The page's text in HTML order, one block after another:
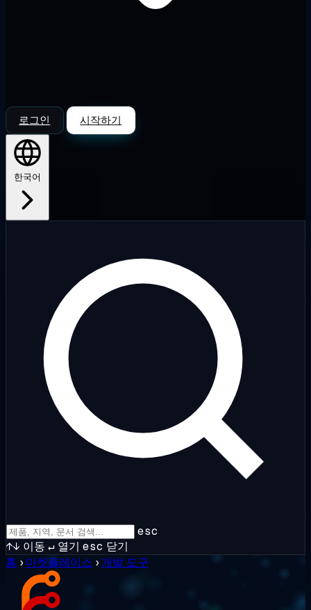
로그인 시작하기
한국어
esc
↑↓ 이동 ↵ 열기 esc 닫기
홈 › 마켓플레이스 › 개발 도구